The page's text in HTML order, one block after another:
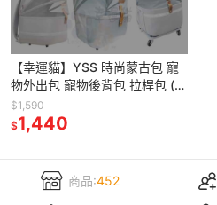
【幸運貓】YSS 時尚蒙古包 寵
物外出包 寵物後背包 拉桿包 (銀
灰/亞麻/藍色)
$1,590
$1,440
商品:452